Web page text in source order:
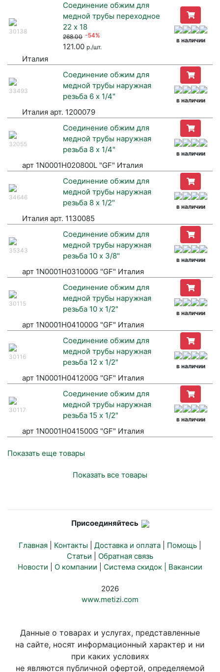
30138
Соединение обжим для
медной трубы переходное
22 х 18
268.00 -54%
121.00 р./шт.
в наличии
Италия
33493
Соединение обжим для
медной трубы наружная
резьба 6 х 1/4"
в наличии
Италия арт. 1200079
32055
Соединение обжим для
медной трубы наружная
резьба 8 х 1/4"
в наличии
арт 1N0001H020800L "GF" Италия
34646
Соединение обжим для
медной трубы наружная
резьба 8 х 1/2"
в наличии
Италия арт. 1130085
35343
Соединение обжим для
медной трубы наружная
резьба 10 х 3/8"
в наличии
арт 1N0001H031000G "GF" Италия
30115
Соединение обжим для
медной трубы наружная
резьба 10 х 1/2"
в наличии
арт 1N0001H041000G "GF" Италия
30116
Соединение обжим для
медной трубы наружная
резьба 12 х 1/2"
в наличии
арт 1N0001H041200G "GF" Италия
30117
Соединение обжим для
медной трубы наружная
резьба 15 х 1/2"
в наличии
арт 1N0001H041500G "GF" Италия
Показать еще товары
Показать все товары
Присоединяйтесь
Главная Контакты Доставка и оплата Помощь
Статьи
Обратная связь
Новости
О компании Система скидок | Вакансии
2026
www.metizi.com
Данные о товарах и услугах, представленные
на сайте, носят информационный характер и ни
при каких условиях
не являются публичной офертой, определяемой